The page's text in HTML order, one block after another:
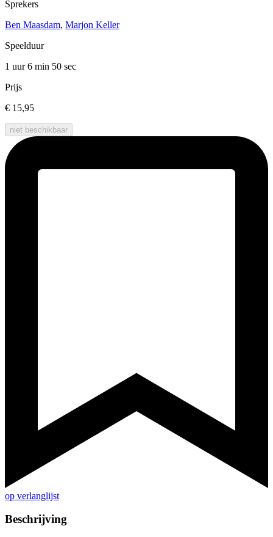
Sprekers
Ben Maasdam, Marjon Keller
Speelduur
1 uur 6 min 50 sec
Prijs
€ 15,95
niet beschikbaar
op verlanglijst
Beschrijving